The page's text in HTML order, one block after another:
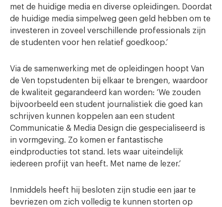
met de huidige media en diverse opleidingen. Doordat
de huidige media simpelweg geen geld hebben om te
investeren in zoveel verschillende professionals zijn
de studenten voor hen relatief goedkoop.’
Via de samenwerking met de opleidingen hoopt Van
de Ven topstudenten bij elkaar te brengen, waardoor
de kwaliteit gegarandeerd kan worden: ‘We zouden
bijvoorbeeld een student journalistiek die goed kan
schrijven kunnen koppelen aan een student
Communicatie & Media Design die gespecialiseerd is
in vormgeving. Zo komen er fantastische
eindproducties tot stand. Iets waar uiteindelijk
iedereen profijt van heeft. Met name de lezer.’
Inmiddels heeft hij besloten zijn studie een jaar te
bevriezen om zich volledig te kunnen storten op